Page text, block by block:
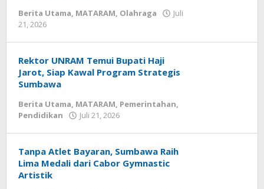
Berita Utama, MATARAM, Olahraga
Juli
21, 2026
Rektor UNRAM Temui Bupati Haji
Jarot, Siap Kawal Program Strategis
Sumbawa
Berita Utama, MATARAM, Pemerintahan,
Pendidikan
Juli 21, 2026
Tanpa Atlet Bayaran, Sumbawa Raih
Lima Medali dari Cabor Gymnastic
Artistik